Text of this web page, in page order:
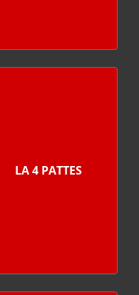
LA 4 PATTES